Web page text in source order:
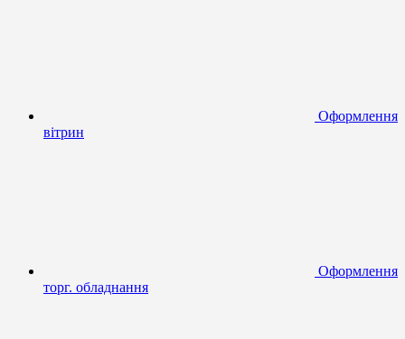
Оформлення
вітрин
Оформлення
торг. обладнання